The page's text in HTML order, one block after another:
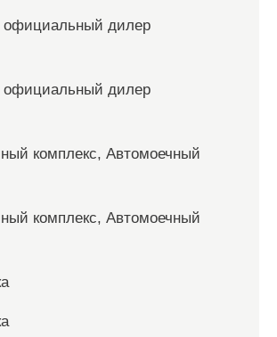
официальный дилер
официальный дилер
комплекс, Автомоечный
комплекс, Автомоечный